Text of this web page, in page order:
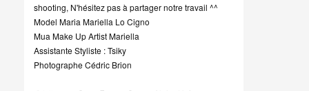
shooting, N'hésitez pas à partager notre travail ^^
Model Maria Mariella Lo Cigno
Mua Make Up Artist Mariella
Assistante Styliste : Tsiky
Photographe Cédric Brion